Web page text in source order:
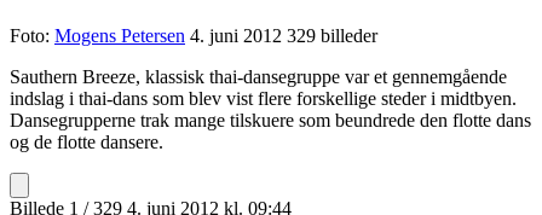
Foto: Mogens Petersen 4. juni 2012 329 billeder
Sauthern Breeze, klassisk thai-dansegruppe var et gennemgående
indslag i thai-dans som blev vist flere forskellige steder i midtbyen.
Dansegrupperne trak mange tilskuere som beundrede den flotte dans
og de flotte dansere.
Billede 1 / 329 4. juni 2012 kl. 09:44